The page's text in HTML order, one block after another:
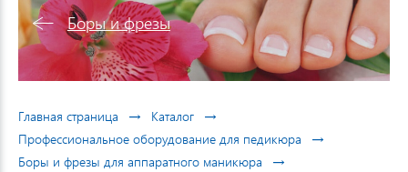
Боры и фрезы
Главная страница → Каталог →
Профессиональное оборудование для педикюра →
Боры и фрезы для аппаратного маникюра →